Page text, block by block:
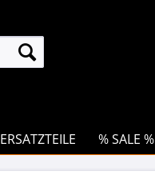
ERSATZTEILE % SALE %